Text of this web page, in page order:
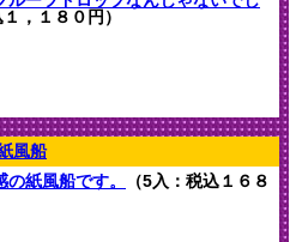
１，１８０円）
風船
紙風船です。
（5入：税込１６８